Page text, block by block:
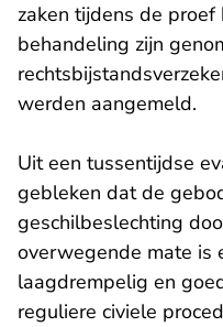
zaken tijdens de
behandeling zijn
werden aangemeld.
Uit een tussentijdse
gebleken dat de
geschilbeslechting
overwegende mate is
laagdrempelig en
reguliere civiele